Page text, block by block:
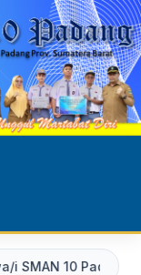
yang di